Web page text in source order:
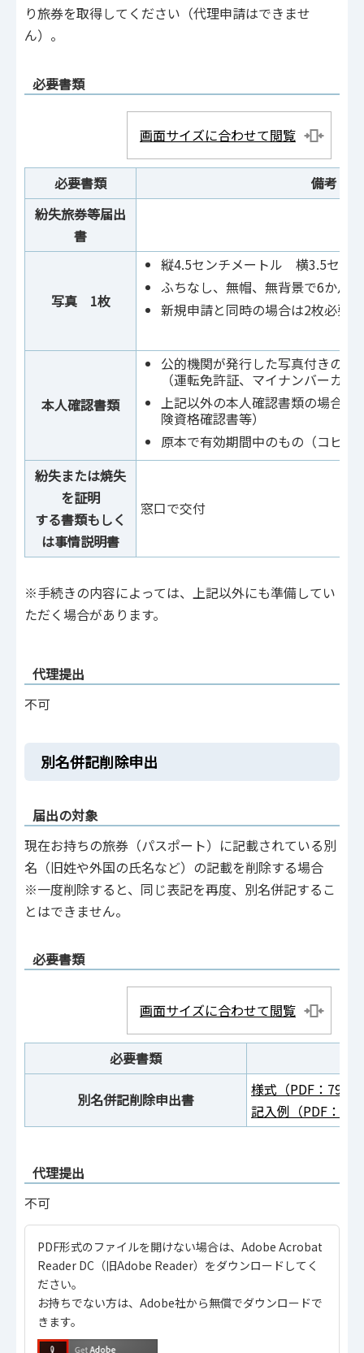
り旅券を取得してください（代理申請はできませ
ん）。
必要書類
画面サイズに合わせて閲覧
必要書類
備考
紛失旅券等届出
書
写真 1枚
縦4.5センチメートル 横3.5セン
ふちなし、無帽、無背景で6か月
新規申請と同時の場合は2枚必要
本人確認書類
公的機関が発行した写真付きの本
（運転免許証、マイナンバーカー
上記以外の本人確認書類の場合は
険資格確認書等）
原本で有効期間中のもの（コピー
紛失または焼失
を証明
する書類もしく
は事情説明書
窓口で交付
※手続きの内容によっては、上記以外にも準備してい
ただく場合があります。
代理提出
不可
別名併記削除申出
届出の対象
現在お持ちの旅券（パスポート）に記載されている別
名（旧姓や外国の氏名など）の記載を削除する場合
※一度削除すると、同じ表記を再度、別名併記するこ
とはできません。
必要書類
画面サイズに合わせて閲覧
必要書類
別名併記削除申出書
様式（PDF：79KB
記入例（PDF：
代理提出
不可
PDF形式のファイルを開けない場合は、Adobe Acrobat
Reader DC（旧Adobe Reader）をダウンロードしてく
ださい。
お持ちでない方は、Adobe社から無償でダウンロードで
きます。